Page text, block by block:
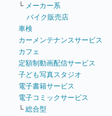
└ メーカー系
バイク販売店
車検
カーメンテナンスサービス
カフェ
定額制動画配信サービス
子ども写真スタジオ
電子書籍サービス
電子コミックサービス
└ 総合型